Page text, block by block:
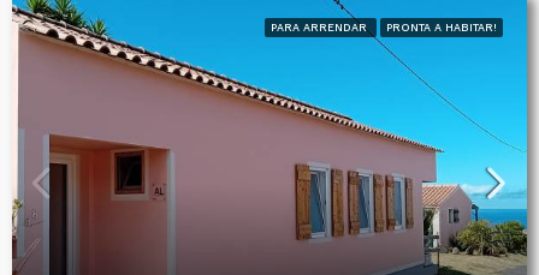
PARA ARRENDAR PRONTA A HABITAR!